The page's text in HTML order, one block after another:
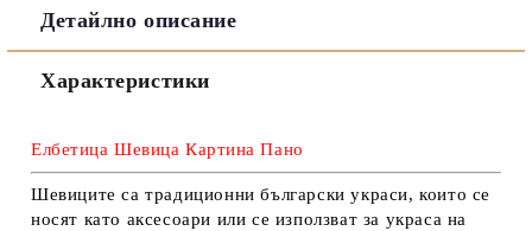
Ние ще се свържем с вас в рамките на работния ден.
Детайлно описание
Характеристики
Елбетица Шевица Картина Пано
Шевиците са традиционни български украси, които се
носят като аксесоари или се използват за украса на